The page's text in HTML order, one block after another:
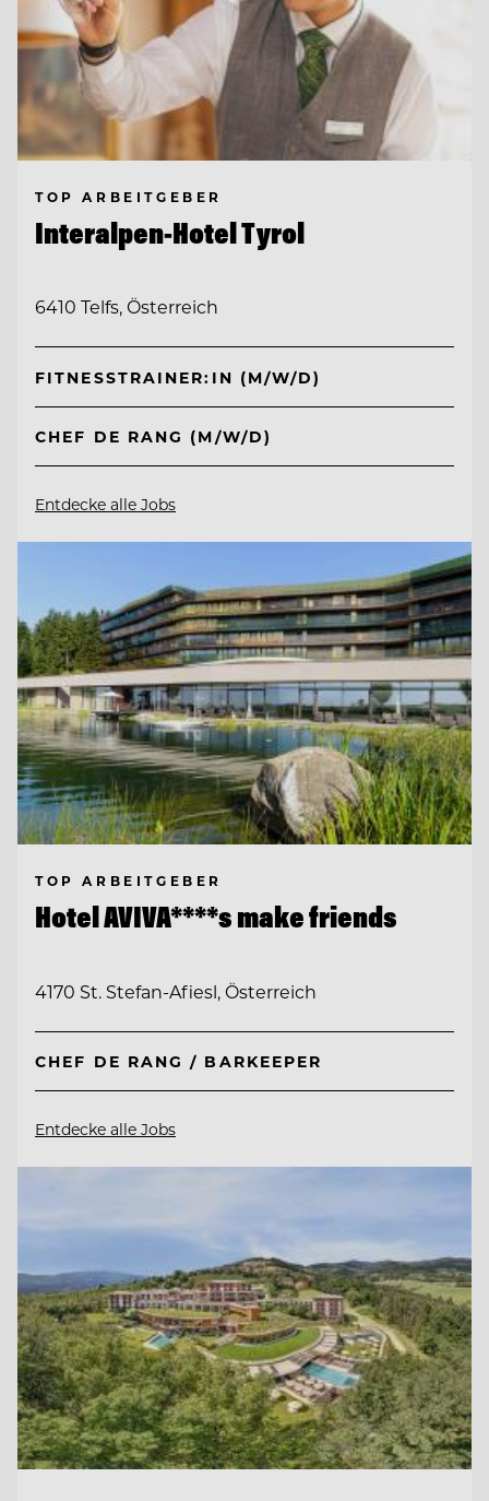
TOP ARBEITGEBER
Interalpen-Hotel Tyrol
6410 Telfs, Österreich
FITNESSTRAINER:IN (M/W/D)
CHEF DE RANG (M/W/D)
Entdecke alle Jobs
TOP ARBEITGEBER
Hotel AVIVA****s make friends
4170 St. Stefan-Afiesl, Österreich
CHEF DE RANG / BARKEEPER
Entdecke alle Jobs